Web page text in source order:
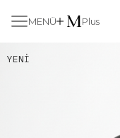
MENÜ Plus
YENI